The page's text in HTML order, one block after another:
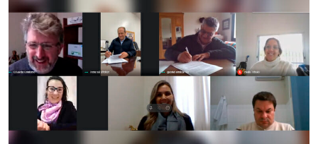
Rádio
Museu
Unoesc
Store